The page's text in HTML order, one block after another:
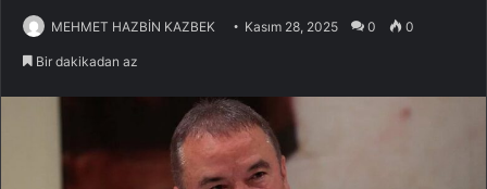
MEHMET HAZBİN KAZBEK Kasım 28, 2025 0 0
Bir dakikadan az